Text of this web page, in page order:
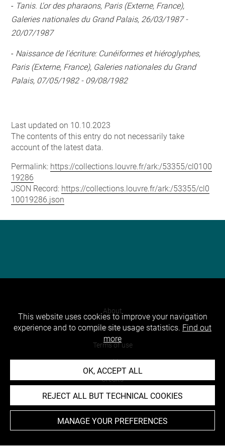
- Tanis. L'or des pharaons, Paris (Externe, France),
Galeries nationales du Grand Palais, 26/03/1987 -
20/07/1987
- Naissance de l'écriture: Cunéiformes et hiéroglyphes,
Paris (Externe, France), Galeries nationales du Grand
Palais, 07/05/1982 - 09/08/1982
Last updated on 10.10.2023
The contents of this entry do not necessarily take
account of the latest data.
Permalink: https://collections.louvre.fr/ark:/53355/cl0100
19286
JSON Record: https://collections.louvre.fr/ark:/53355/cl0
10019286.json
About
Contact Us
Terms of use
Cookies
Credits
Accessibility : non compliant
This website uses cookies to improve your navigation
experience and to compile site usage statistics. Find out
more
OK, ACCEPT ALL
REJECT ALL BUT TECHNICAL COOKIES
MANAGE YOUR PREFERENCES